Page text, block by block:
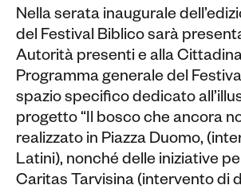
Nella serata inaugurale
del Festival Biblico sarà
Autorità presenti e alla
Programma generale del
spazio specifico dedicato
progetto “Il bosco che ancora
realizzato in Piazza Duomo,
Latini), nonché delle iniziative
Caritas Tarvisina (intervento di